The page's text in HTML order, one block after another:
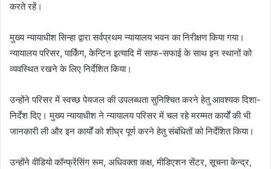
करते रहें।
मुख्य न्यायाधीश सिन्हा द्वारा सर्वप्रथम न्यायालय भवन का निरीक्षण किया गया।
न्यायालय परिसर, पार्किंग, केन्टिन इत्यादि में साफ-सफाई के साथ इन स्थानों को
व्यवस्थित रखने के लिए निर्देशित किया।
उन्होंने परिसर में स्वच्छ पेयजल की उपलब्धता सुनिश्चित करने हेतु आवश्यक दिशा-
निर्देश दिए। मुख्य न्यायाधीश ने न्यायालय परिसर में चल रहे मरम्मत कार्यों की भी
जानकारी ली और इन कार्यों को शीघ्र पूर्ण करने हेतु संबंधितों को निर्देशित किया।
उन्होंने वीडियो कॉन्फ्रेंसिंग रूम, अधिवक्ता कक्ष, मीडिएशन सेंटर, सूचना केन्द्र,